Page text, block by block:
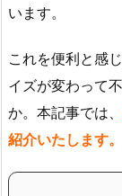
います。
これを便利と感
イズが変わって
か。本記事では、
紹介いたします。